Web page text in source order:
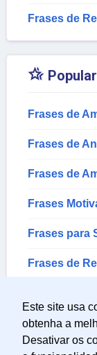
Este site usa
obtenha a
Desativar os
Frases de

Frases de
Frases de
Frases de
Frases
Frases para
Frases de
Frases para
Frases de